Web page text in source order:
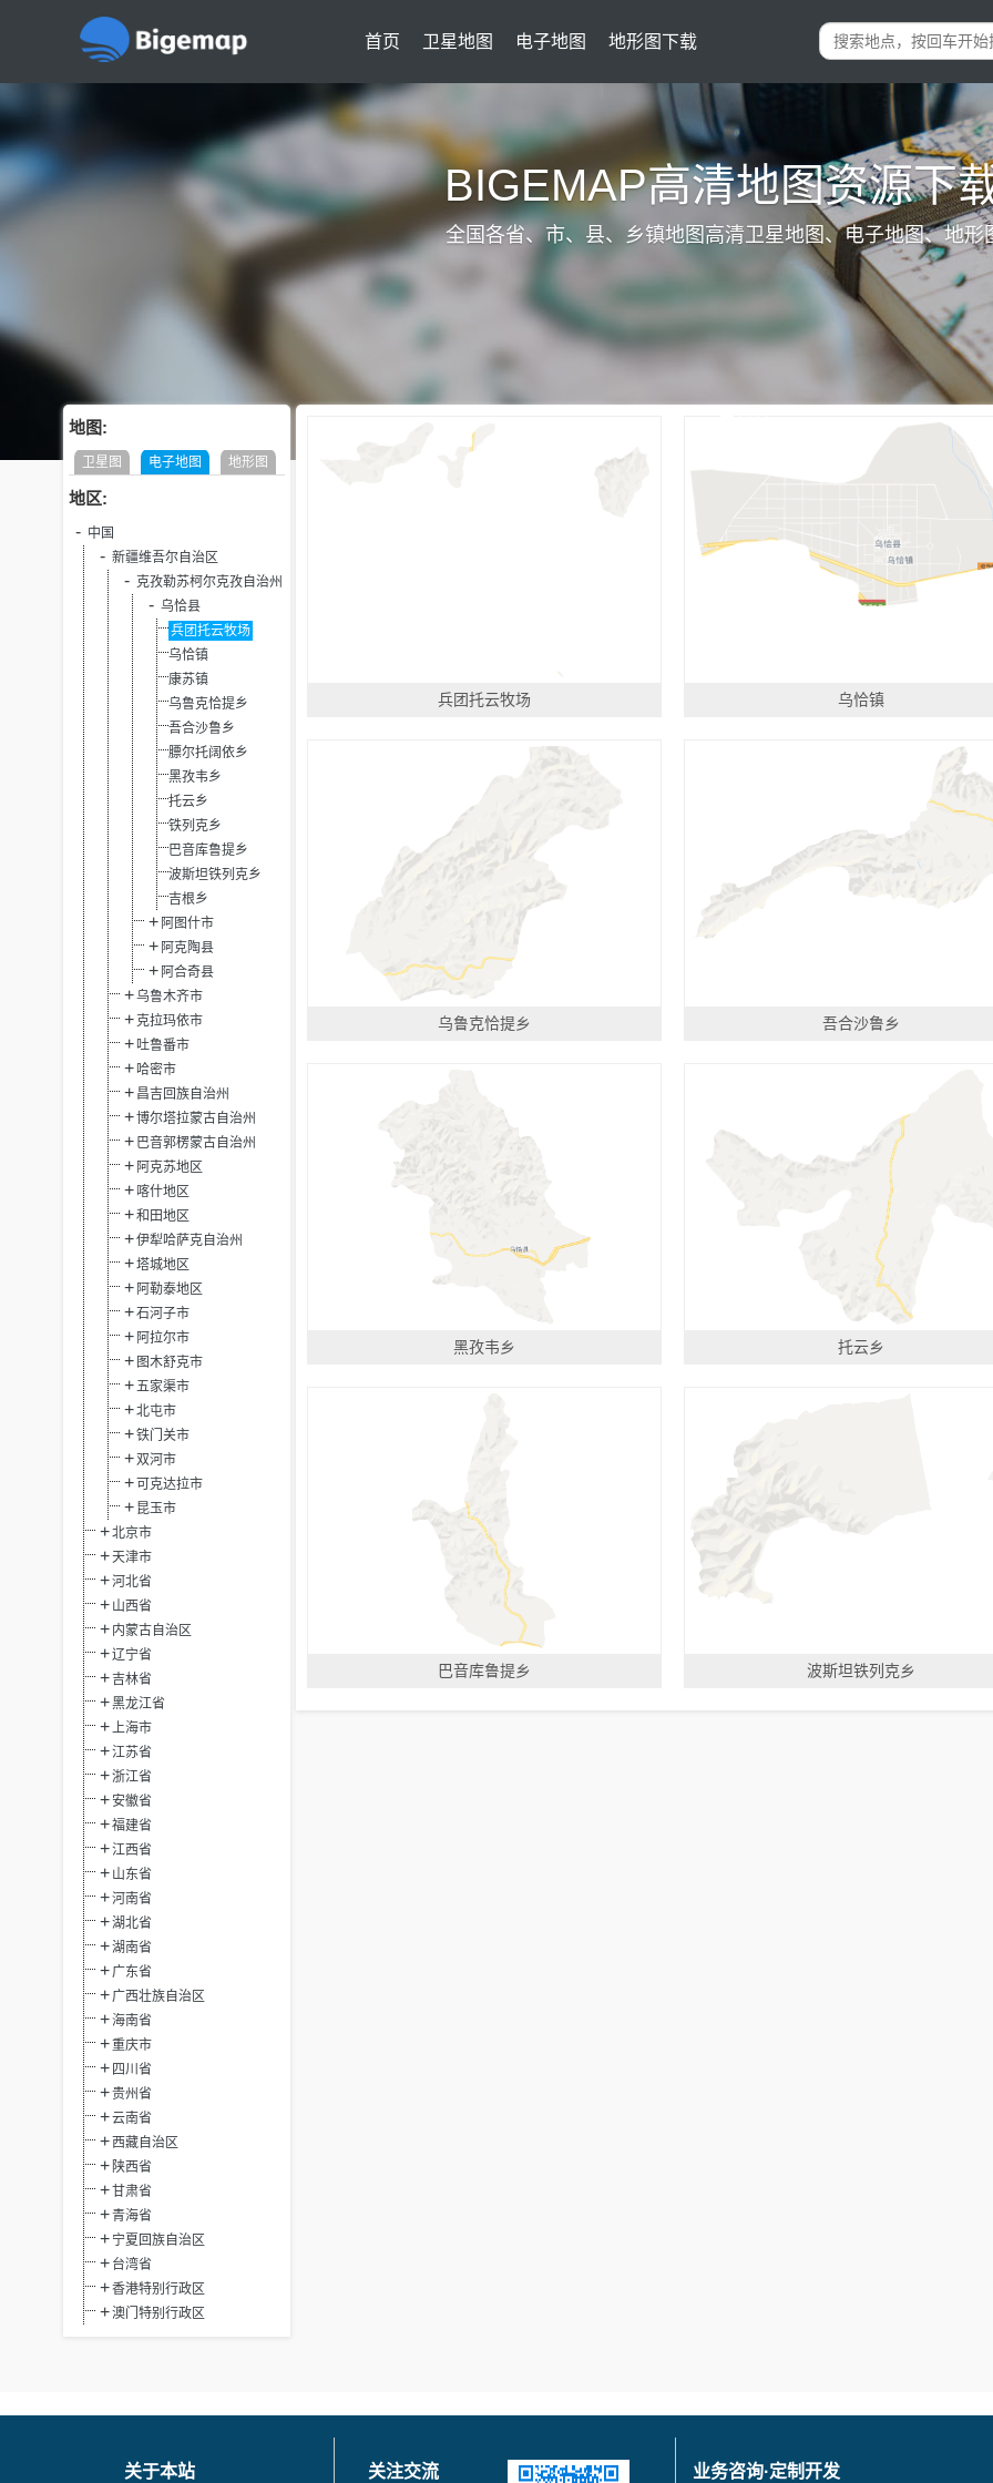
首页 卫星地图 电子地图 地形图下载
BIGEMAP高清地图资源下
全国各省、市、县、乡镇地图高清卫星地图、电子地图、地形
地图:
卫星图 电子地图 地形图
地区:
中国
新疆维吾尔自治区
克孜勒苏柯尔克孜自治州
乌恰县
兵团托云牧场
乌恰镇
康苏镇
乌鲁克恰提乡
吾合沙鲁乡
膘尔托阔依乡
黑孜韦乡
托云乡
铁列克乡
巴音库鲁提乡
波斯坦铁列克乡
吉根乡
阿图什市
阿克陶县
阿合奇县
乌鲁木齐市
克拉玛依市
吐鲁番市
哈密市
昌吉回族自治州
博尔塔拉蒙古自治州
巴音郭楞蒙古自治州
阿克苏地区
喀什地区
和田地区
伊犁哈萨克自治州
塔城地区
阿勒泰地区
石河子市
阿拉尔市
图木舒克市
五家渠市
北屯市
铁门关市
双河市
可克达拉市
昆玉市
北京市
天津市
河北省
山西省
内蒙古自治区
辽宁省
吉林省
黑龙江省
上海市
江苏省
浙江省
安徽省
福建省
江西省
山东省
河南省
湖北省
湖南省
广东省
广西壮族自治区
海南省
重庆市
四川省
贵州省
云南省
西藏自治区
陕西省
甘肃省
青海省
宁夏回族自治区
台湾省
香港特别行政区
澳门特别行政区
兵团托云牧场 乌恰镇
乌鲁克恰提乡 吾合沙鲁乡
黑孜韦乡 托云乡
巴音库鲁提乡 波斯坦铁列克乡
关于本站 关注交流 业务咨询·定制开发